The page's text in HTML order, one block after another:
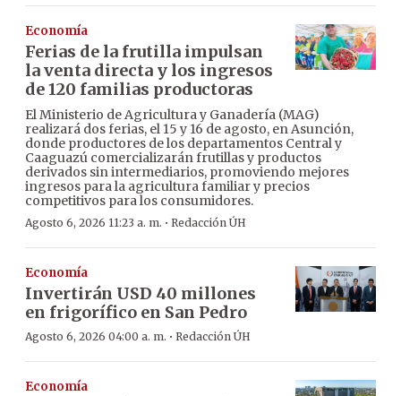
Economía
Ferias de la frutilla impulsan
la venta directa y los ingresos
de 120 familias productoras
El Ministerio de Agricultura y Ganadería (MAG)
realizará dos ferias, el 15 y 16 de agosto, en Asunción,
donde productores de los departamentos Central y
Caaguazú comercializarán frutillas y productos
derivados sin intermediarios, promoviendo mejores
ingresos para la agricultura familiar y precios
competitivos para los consumidores.
Agosto 6, 2026 11:23 a. m. · Redacción ÚH
Economía
Invertirán USD 40 millones
en frigorífico en San Pedro
Agosto 6, 2026 04:00 a. m. · Redacción ÚH
Economía